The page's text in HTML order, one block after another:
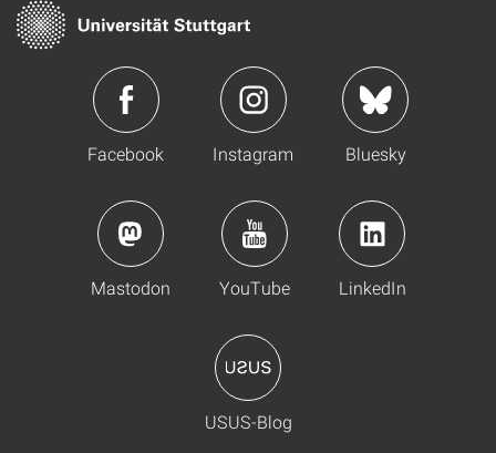
Facebook Instagram Bluesky
Mastodon YouTube LinkedIn
USUS-Blog